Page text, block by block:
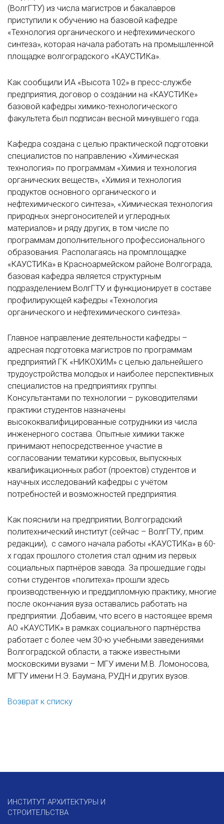
(ВолгГТУ) из числа магистров и бакалавров
приступили к обучению на базовой кафедре
«Технология органического и нефтехимического
синтеза», которая начала работать на промышленной
площадке волгоградского «КАУСТИКа».
Как сообщили ИА «Высота 102» в пресс-службе
предприятия, договор о создании на «КАУСТИКе»
базовой кафедры химико-технологического
факультета был подписан весной минувшего года.
Кафедра создана с целью практической подготовки
специалистов по направлению «Химическая
технология» по программам «Химия и технология
органических веществ», «Химия и технология
продуктов основного органического и
нефтехимического синтеза», «Химическая технология
природных энергоносителей и углеродных
материалов» и ряду других, в том числе по
программам дополнительного профессионального
образования. Располагаясь на промплощадке
«КАУСТИКа» в Красноармейском районе Волгограда,
базовая кафедра является структурным
подразделением ВолгГТУ и функционирует в составе
профилирующей кафедры «Технология
органического и нефтехимического синтеза».
Главное направление деятельности кафедры –
адресная подготовка магистров по программам
предприятий ГК «НИКОХИМ» с целью дальнейшего
трудоустройства молодых и наиболее перспективных
специалистов на предприятиях группы.
Консультантами по технологии – руководителями
практики студентов назначены
высококвалифицированные сотрудники из числа
инженерного состава. Опытные химики также
принимают непосредственное участие в
согласовании тематики курсовых, выпускных
квалификационных работ (проектов) студентов и
научных исследований кафедры с учётом
потребностей и возможностей предприятия.
Как пояснили на предприятии, Волгоградский
политехнический институт (сейчас – ВолгГТУ, прим.
редакции), с самого начала работы «КАУСТИКа» в 60-
х годах прошлого столетия стал одним из первых
социальных партнёров завода. За прошедшие годы
сотни студентов «политеха» прошли здесь
производственную и преддипломную практику, многие
после окончания вуза оставались работать на
предприятии. Добавим, что всего в настоящее время
АО «КАУСТИК» в рамках социального партнёрства
работает с более чем 30-ю учебными заведениями
Волгоградской области, а также известными
московскими вузами – МГУ имени М.В. Ломоносова,
МГТУ имени Н.Э. Баумана, РУДН и других вузов.
Возврат к списку
ИНСТИТУТ АРХИТЕКТУРЫ И
СТРОИТЕЛЬСТВА